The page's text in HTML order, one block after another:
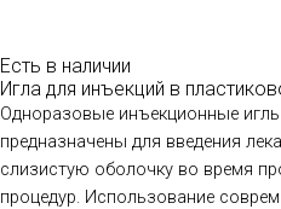
Есть в наличии
Игла для инъекций в
Одноразовые инъекционные
предназначены для введения
слизистую оболочку во время
процедур. Использование